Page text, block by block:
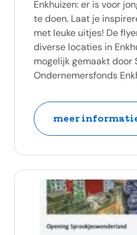
Enkhuizen: er is voor
te doen. Laat je
met leuke uitjes! De
diverse locaties in
mogelijk gemaakt door
Ondernemersfonds
meer